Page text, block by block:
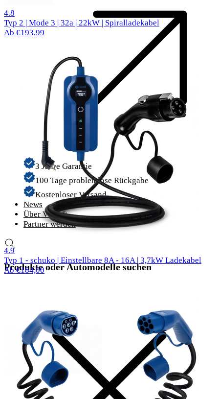
3 Jahre Garantie
100 Tage problemlose Rückgabe
Kostenloser Versand
News
Über Voldt®
Partner werden
Produkte oder Automodelle suchen
4.8
Typ 2 | Mode 3 | 32a | 22kW | Spiralladekabel
Ab €193,99
4.958 Bewertungen
Typ 1 - schuko | Einstellbare 8A - 16A | 3,7kW Ladekabel
Ab €184,00